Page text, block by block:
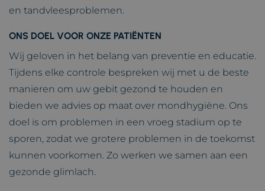
en tandvleesproblemen.
ONS DOEL VOOR ONZE PATIËNTEN
Wij geloven in het belang van preventie en educatie.
Tijdens elke controle bespreken wij met u de beste
manieren om uw gebit gezond te houden en
bieden we advies op maat over mondhygiëne. Ons
doel is om problemen in een vroeg stadium op te
sporen, zodat we grotere problemen in de toekomst
kunnen voorkomen. Zo werken we samen aan een
gezonde glimlach.